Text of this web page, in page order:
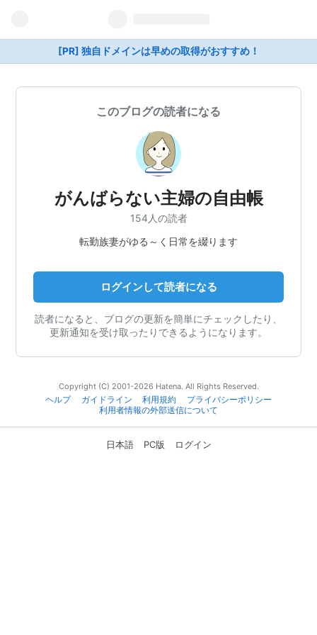
[PR] 独自ドメインは早めの取得がおすすめ！
このブログの読者になる
がんばらない主婦の自由帳
154人の読者
転勤族妻がゆる～く日常を綴ります
ログインして読者になる
読者になると、ブログの更新を簡単にチェックしたり、
更新通知を受け取ったりできるようになります。
Copyright (C) 2001-2026 Hatena. All Rights Reserved.
ヘルプ
ガイドライン 利用規約
プライバシーポリシー
利用者情報の外部送信について
日本語 PC版 ログイン